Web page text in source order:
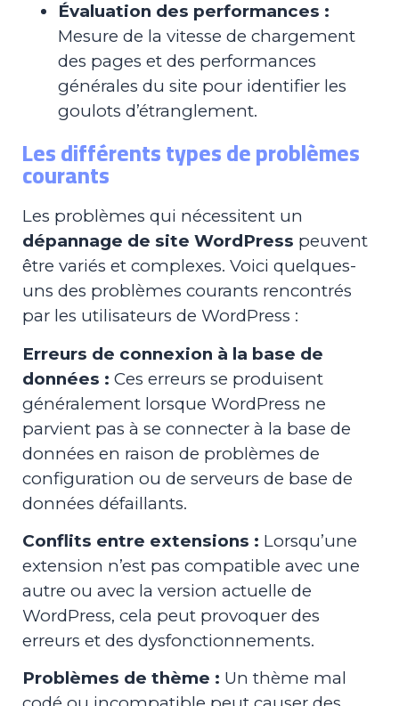
Évaluation des performances :
Mesure de la vitesse de chargement
des pages et des performances
générales du site pour identifier les
goulots d’étranglement.
Les différents types de problèmes
courants
Les problèmes qui nécessitent un
dépannage de site WordPress peuvent
être variés et complexes. Voici quelques-
uns des problèmes courants rencontrés
par les utilisateurs de WordPress :
Erreurs de connexion à la base de
données : Ces erreurs se produisent
généralement lorsque WordPress ne
parvient pas à se connecter à la base de
données en raison de problèmes de
configuration ou de serveurs de base de
données défaillants.
Conflits entre extensions : Lorsqu’une
extension n’est pas compatible avec une
autre ou avec la version actuelle de
WordPress, cela peut provoquer des
erreurs et des dysfonctionnements.
Problèmes de thème : Un thème mal